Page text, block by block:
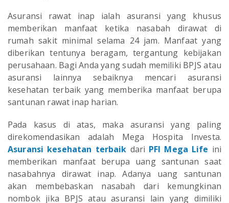
Asuransi rawat inap ialah asuransi yang khusus
memberikan manfaat ketika nasabah dirawat di
rumah sakit minimal selama 24 jam. Manfaat yang
diberikan tentunya beragam, tergantung kebijakan
perusahaan. Bagi Anda yang sudah memiliki BPJS atau
asuransi lainnya sebaiknya mencari asuransi
kesehatan terbaik yang memberika manfaat berupa
santunan rawat inap harian.
Pada kasus di atas, maka asuransi yang paling
direkomendasikan adalah Mega Hospita Investa.
Asuransi kesehatan terbaik dari PFI Mega Life ini
memberikan manfaat berupa uang santunan saat
nasabahnya dirawat inap. Adanya uang santunan
akan membebaskan nasabah dari kemungkinan
nombok jika BPJS atau asuransi lain yang dimiliki